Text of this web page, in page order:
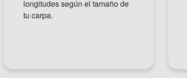
longitudes según el tamaño de
tu carpa.